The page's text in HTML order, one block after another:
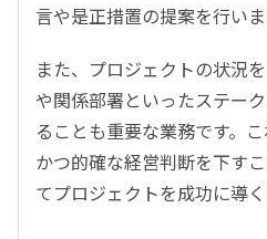
言や是正措置の提案を行いま
また、プロジェクトの状況
や関係部署といったステー
ることも重要な業務です。
かつ的確な経営判断を下す
てプロジェクトを成功に導